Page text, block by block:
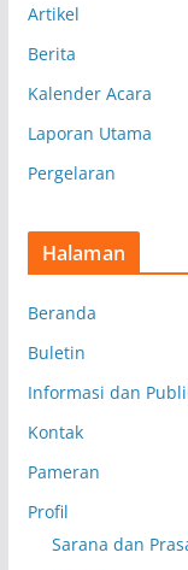
Artikel
Berita
Kalender Acara
Laporan Utama
Pergelaran
Halaman
Beranda
Buletin
Informasi dan
Kontak
Pameran
Profil
Sarana dan